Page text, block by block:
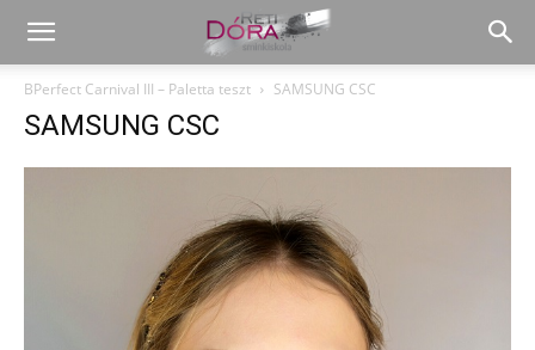
BPerfect Carnival III – Paletta teszt SAMSUNG CSC
SAMSUNG CSC